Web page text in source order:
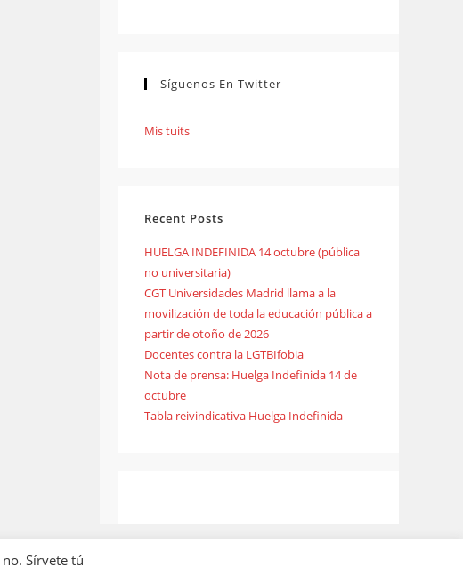
Síguenos En Twitter
Mis tuits
Recent Posts
HUELGA INDEFINIDA 14 octubre (pública
no universitaria)
CGT Universidades Madrid llama a la
movilización de toda la educación pública a
partir de otoño de 2026
Docentes contra la LGTBIfobia
Nota de prensa: Huelga Indefinida 14 de
octubre
Tabla reivindicativa Huelga Indefinida
Sírvete tú